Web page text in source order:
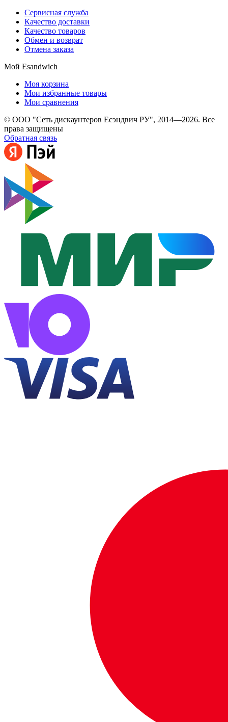
Сервисная служба
Качество доставки
Качество товаров
Обмен и возврат
Отмена заказа
Мой Esandwich
Моя корзина
Мои избранные товары
Мои сравнения
© ООО "Сеть дискаунтеров Есэндвич РУ", 2014—2026. Все
права защищены
Обратная связь